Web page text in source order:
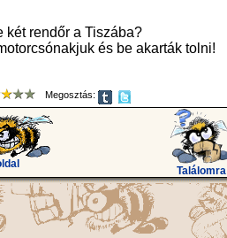
két rendőr a Tiszába?
és be akarták tolni!
Megosztás:
Találomra